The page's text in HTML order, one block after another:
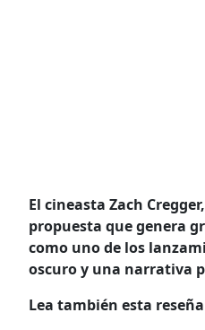
El cineasta Zach
propuesta que genera
como uno de los
oscuro y una narrativa
Lea también esta